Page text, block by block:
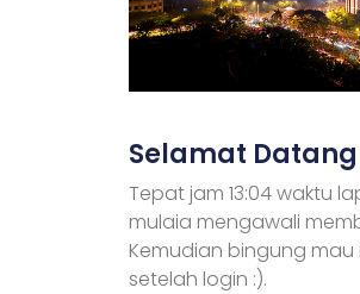
Selamat Datang
Tepat jam 13:04 waktu
mulaia mengawali
Kemudian bingung
setelah login :).